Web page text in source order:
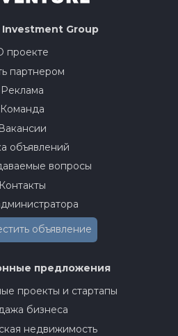
Investment Group
проекте
партнером
Реклама
Команда
Вакансии
объявлений
вопросы
Контакты
объявление
предложения
проекты и стартапы
бизнеса
недвижимость